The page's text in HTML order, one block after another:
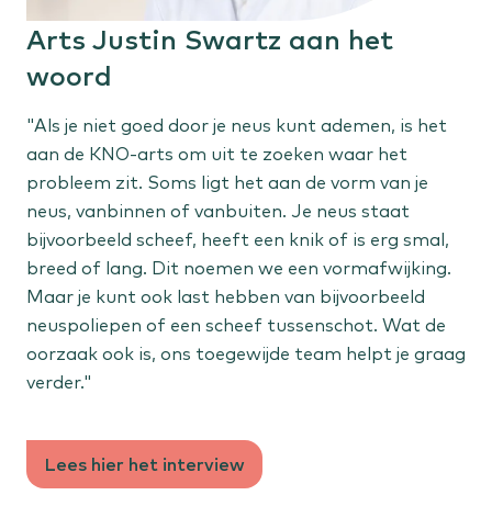
Arts Justin Swartz aan het
woord
"Als je niet goed door je neus kunt ademen, is het
aan de KNO-arts om uit te zoeken waar het
probleem zit. Soms ligt het aan de vorm van je
neus, vanbinnen of vanbuiten. Je neus staat
bijvoorbeeld scheef, heeft een knik of is erg smal,
breed of lang. Dit noemen we een vormafwijking.
Maar je kunt ook last hebben van bijvoorbeeld
neuspoliepen of een scheef tussenschot. Wat de
oorzaak ook is, ons toegewijde team helpt je graag
verder."
Lees hier het interview